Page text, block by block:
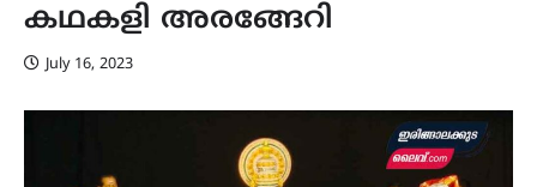
കഥകളി അരങ്ങേറി
July 16, 2023